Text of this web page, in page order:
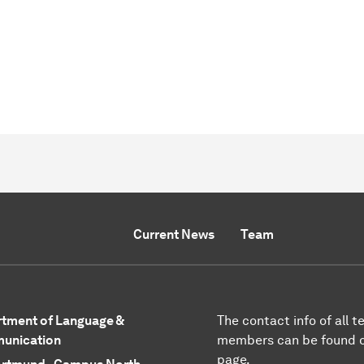
Current News Team
of Language &
The contact info of all
members can be found
page.